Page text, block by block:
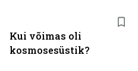
Kui võimas oli
kosmosesüstik?